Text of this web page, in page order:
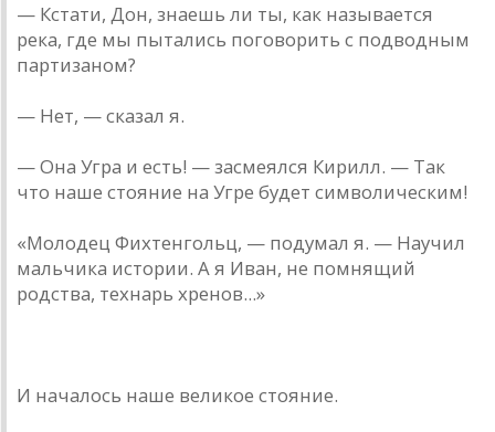
— Кстати, Дон, знаешь ли ты, как называется
река, где мы пытались поговорить с подводным
партизаном?
— Нет, — сказал я.
— Она Угра и есть! — засмеялся Кирилл. — Так
что наше стояние на Угре будет символическим!
«Молодец Фихтенгольц, — подумал я. — Научил
мальчика истории. А я Иван, не помнящий
родства, технарь хренов...»
И началось наше великое стояние.